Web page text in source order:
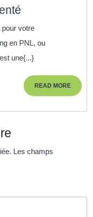
votre
potentiel
avec
un
coach
en
pour votre
en PNL, ou
une{...}
READ MOREREAD
MORE
Les champs